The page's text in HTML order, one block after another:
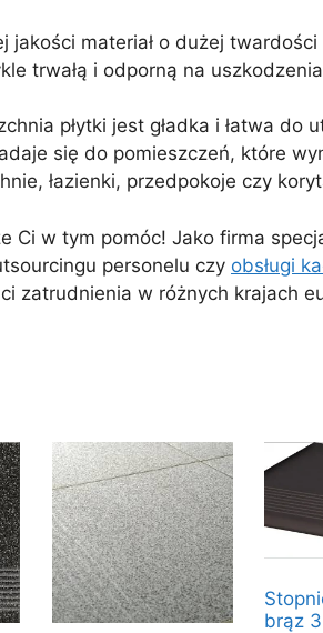
jakości materiał o dużej
trwałą i odporną na uszkodzenia
płytki jest gładka i łatwa do
się do pomieszczeń, które
łazienki, przedpokoje czy
Ci w tym pomóc! Jako firma
personelu czy obsługi
zatrudnienia w różnych krajach
brąz